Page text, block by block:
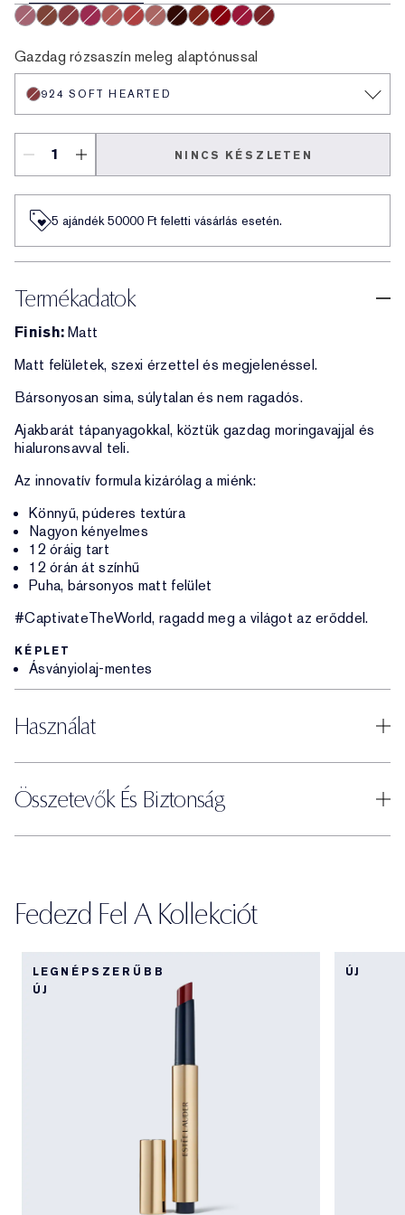
Gazdag rózsaszín meleg alaptónussal
924 SOFT HEARTED
NINCS KÉSZLETEN
5 ajándék 50000​ Ft feletti vásárlás esetén.
Termékadatok
Finish:Matt
Matt felületek, szexi érzettel és megjelenéssel.
Bársonyosan sima, súlytalan és nem ragadós.
Ajakbarát tápanyagokkal, köztük gazdag moringavajjal és
hialuronsavval teli.
Az innovatív formula kizárólag a miénk:
Könnyű, púderes textúra
Nagyon kényelmes
12 óráig tart
12 órán át színhű
Puha, bársonyos matt felület
#CaptivateTheWorld, ragadd meg a világot az erőddel.
KÉPLET
Ásványiolaj-mentes
Használat
Összetevők És Biztonság
Fedezd Fel A Kollekciót
LEGNÉPSZERŰBB
ÚJ
ÚJ